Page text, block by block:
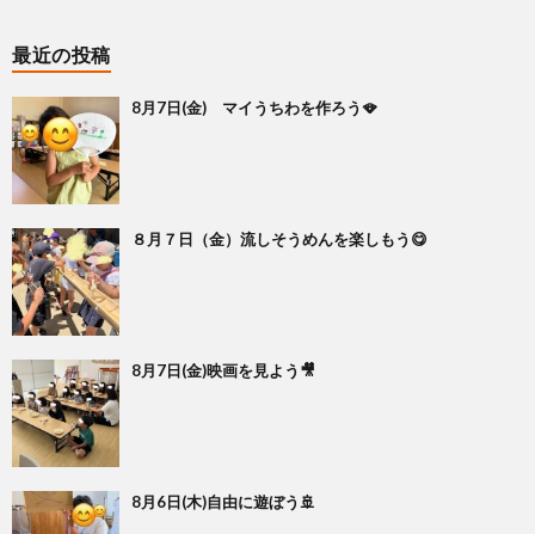
最近の投稿
8月7日(金) マイうちわを作ろう🪭
８月７日（金）流しそうめんを楽しもう😋
8月7日(金)映画を見よう🎥
8月6日(木)自由に遊ぼう🚢